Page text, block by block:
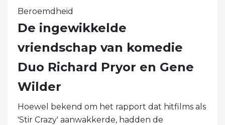
Beroemdheid
De ingewikkelde
vriendschap van komedie
Duo Richard Pryor en Gene
Wilder
Hoewel bekend om het rapport dat hitfilms als
'Stir Crazy' aanwakkerde, hadden de